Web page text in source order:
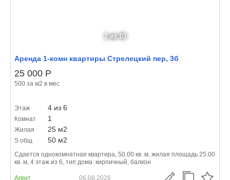
1из 10
Аренда 1-комн квартиры Стрелецкий пер, 3б
25 000 Р
500 за м2 в мес
Этаж 4 из 6
Комнат 1
Жилая 25 м2
S общ 50 м2
Сдается однокомнатная квартира, 50.00 кв. м, жилая площадь 25.00
кв. м, 4 этаж из 6, тип дома: кирпичный, балкон
Агент 06.08.2026